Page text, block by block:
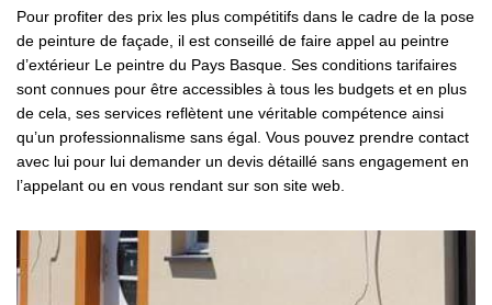
Pour profiter des prix les plus compétitifs dans le cadre de la pose
de peinture de façade, il est conseillé de faire appel au peintre
d’extérieur Le peintre du Pays Basque. Ses conditions tarifaires
sont connues pour être accessibles à tous les budgets et en plus
de cela, ses services reflètent une véritable compétence ainsi
qu’un professionnalisme sans égal. Vous pouvez prendre contact
avec lui pour lui demander un devis détaillé sans engagement en
l’appelant ou en vous rendant sur son site web.